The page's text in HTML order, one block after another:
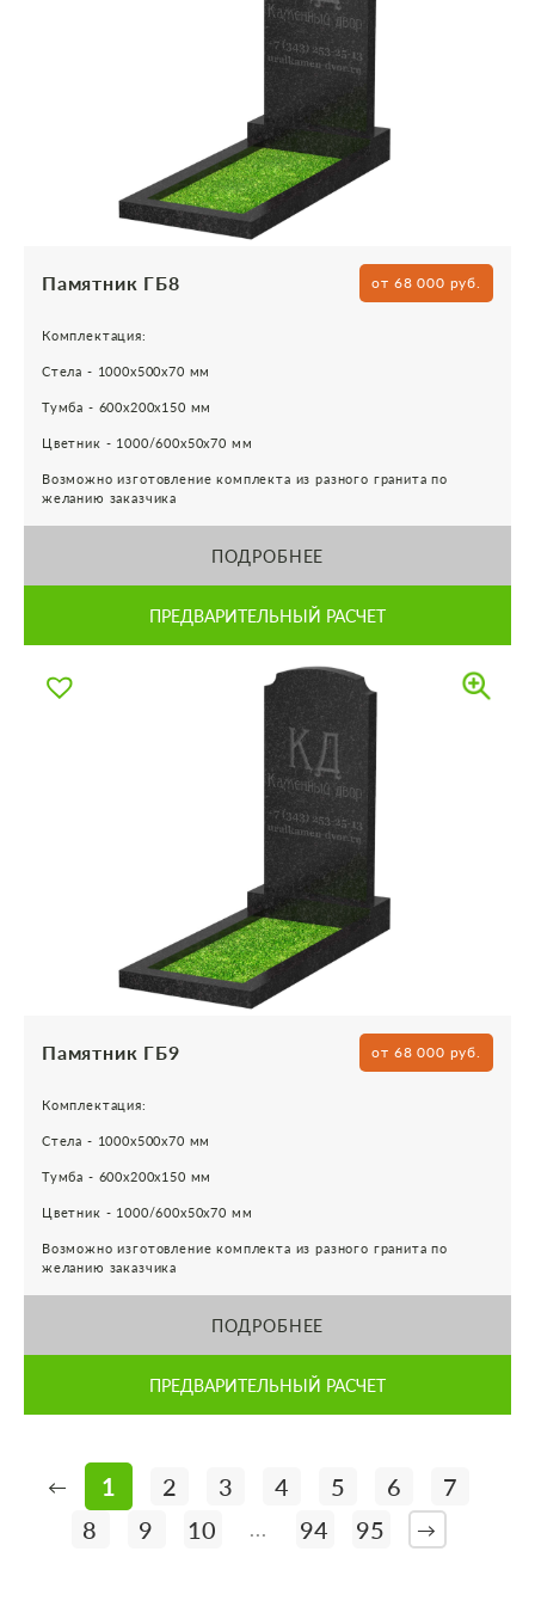
Памятник ГБ8 от 68 000 руб.
Комплектация:
Стела - 1000х500х70 мм
Тумба - 600х200х150 мм
Цветник - 1000/600х50х70 мм
Возможно изготовление комплекта из разного гранита по
желанию заказчика
ПОДРОБНЕЕ
ПРЕДВАРИТЕЛЬНЫЙ РАСЧЕТ
Памятник ГБ9 от 68 000 руб.
Комплектация:
Стела - 1000х500х70 мм
Тумба - 600х200х150 мм
Цветник - 1000/600х50х70 мм
Возможно изготовление комплекта из разного гранита по
желанию заказчика
ПОДРОБНЕЕ
ПРЕДВАРИТЕЛЬНЫЙ РАСЧЕТ
← 1 2 3 4 5 6
7
8
9 10 ... 94 95 →